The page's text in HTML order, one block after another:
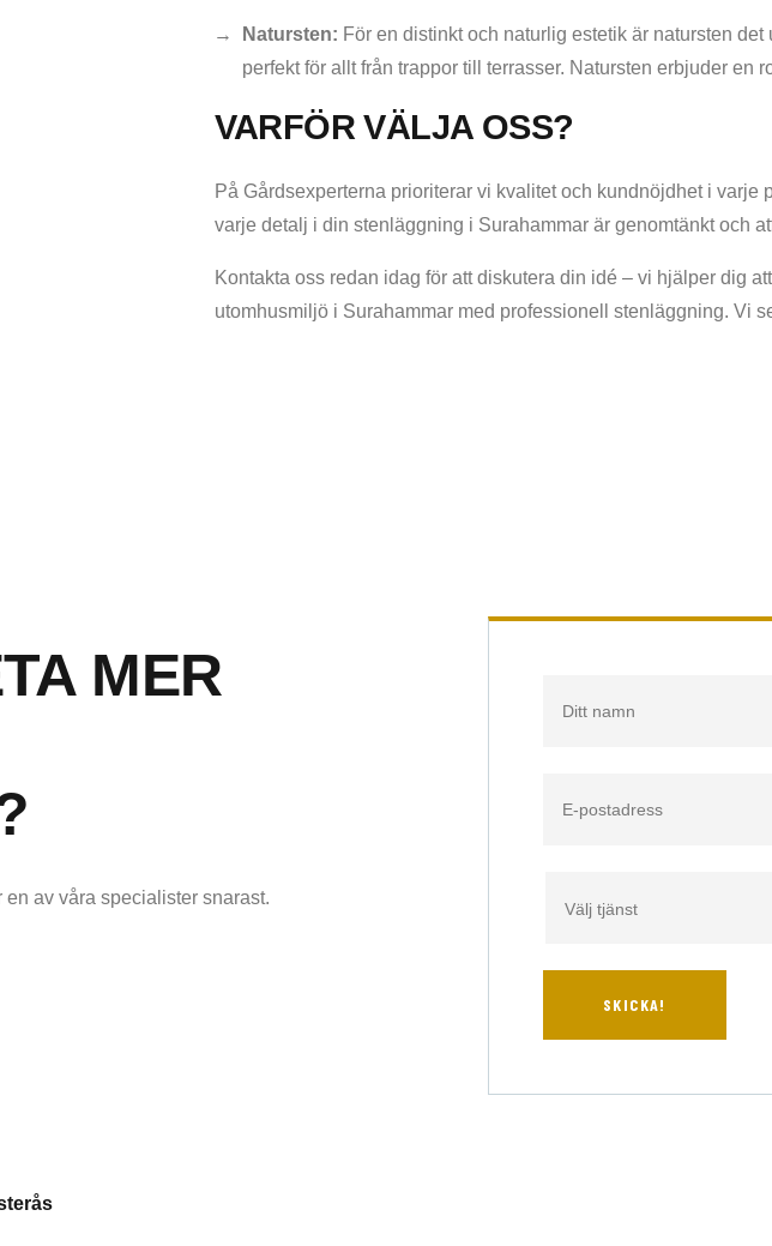
Natursten: För en distinkt och naturlig estetik är natursten
perfekt för allt från trappor till terrasser. Natursten erbjuder en
VARFÖR VÄLJA OSS?
På Gårdsexperterna prioriterar vi kvalitet och kundnöjdhet i
varje detalj i din stenläggning i Surahammar är genomtänkt och
Kontakta oss redan idag för att diskutera din idé – vi hjälper dig
utomhusmiljö i Surahammar med professionell stenläggning. Vi
MER
av våra specialister snarast.